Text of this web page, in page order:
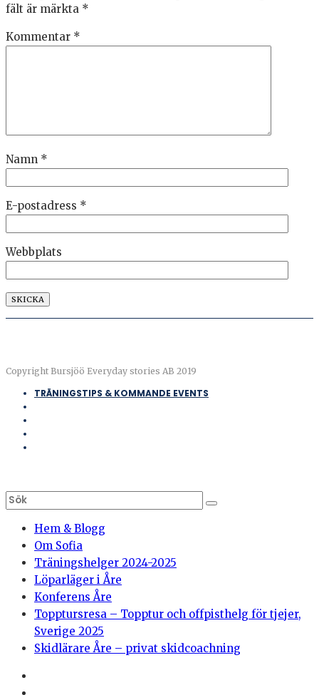
fält är märkta *
Kommentar *
Namn *
E-postadress *
Webbplats
Copyright Bursjöö Everyday stories AB 2019
TRÄNINGSTIPS & KOMMANDE EVENTS
Hem & Blogg
Om Sofia
Träningshelger 2024-2025
Löparläger i Åre
Konferens Åre
Topptursresa – Topptur och offpisthelg för tjejer,
Sverige 2025
Skidlärare Åre – privat skidcoachning